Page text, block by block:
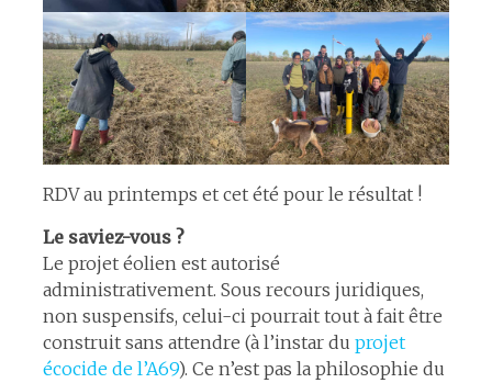
RDV au printemps et cet été pour le résultat !
Le saviez-vous ?
Le projet éolien est autorisé
administrativement. Sous recours juridiques,
non suspensifs, celui-ci pourrait tout à fait être
construit sans attendre (à l’instar du projet
écocide de l’A69). Ce n’est pas la philosophie du
Shares